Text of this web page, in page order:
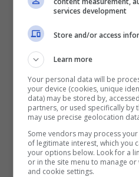
stagione ci saranno
sia in entrata che in
cessione che sarà
economici che per i
Secondo quanto
infatti,l’Inter ha
Winter nel mirino per
stagione.La volontà è
services development
Store and/or access
Learn more
Your personal data will be
your device (cookies, unique
data) may be stored by,
partners, or used specifically by
may use precise geolocation
Some vendors may process
of legitimate interest, which you
your options below. Look for a
or in the site menu to manage
and cookie settings.